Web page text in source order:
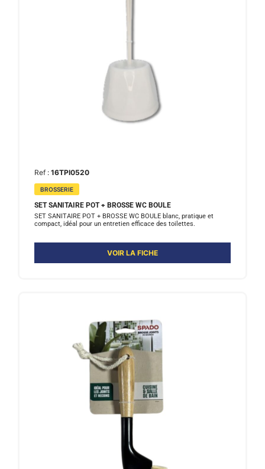
Ref : 16TPI0520
BROSSERIE
SET SANITAIRE POT + BROSSE WC BOULE
SET SANITAIRE POT + BROSSE WC BOULE blanc, pratique et
compact, idéal pour un entretien efficace des toilettes.
VOIR LA FICHE